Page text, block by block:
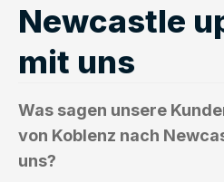
Newcastle
mit uns
Was sagen unsere
von Koblenz nach
uns?